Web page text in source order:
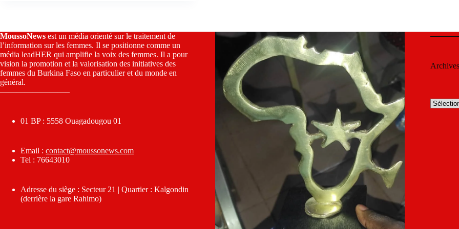
MoussoNews est un média orienté sur le traitement de
l’information sur les femmes. Il se positionne comme un
média leadHER qui amplifie la voix des femmes. Il a pour
vision la promotion et la valorisation des initiatives des
femmes du Burkina Faso en particulier et du monde en
général.
————————–
01 BP : 5558 Ouagadougou 01
Email : contact@moussonews.com
Tel : 76643010
Adresse du siège : Secteur 21 | Quartier : Kalgondin
(derrière la gare Rahimo)
Archives
Archives